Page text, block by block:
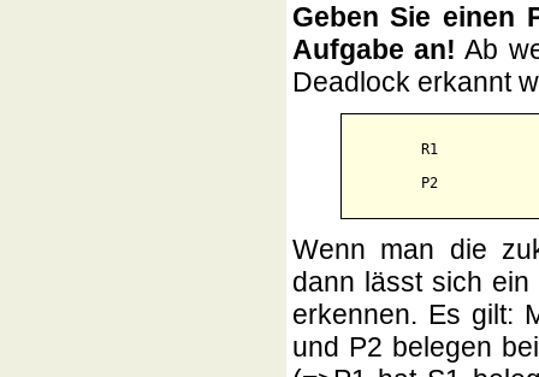
Geben Sie einen
Aufgabe an! Ab
Deadlock erkannt
R1
Wenn man die
dann lässt sich
erkennen. Es gilt:
und P2 belegen